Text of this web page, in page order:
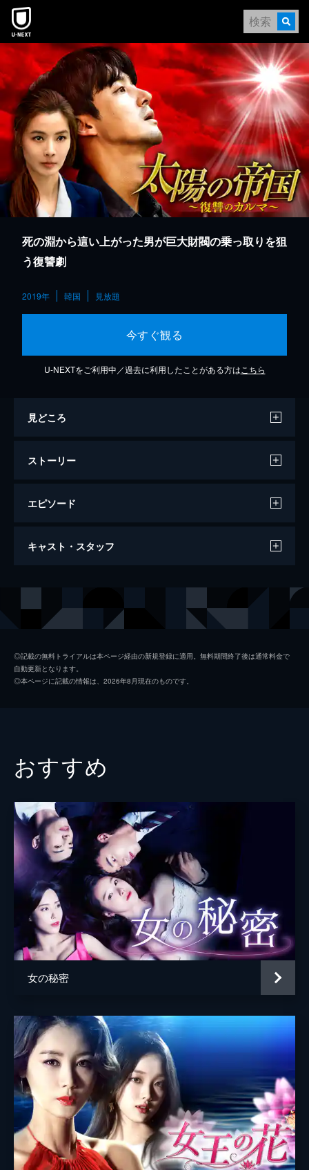
本文へスキップ
死の淵から這い上がった男が巨大財閥の乗っ取りを狙
う復讐劇
2019年 韓国 見放題
今すぐ観る
U-NEXTをご利用中／過去に利用したことがある方は こちら
見どころ
ストーリー
エピソード
第1話
江南の土地買収を指示。未婚で妊娠中の長
に出世を約束した。時は流れ、1997年を迎
第2話
グァンイルは会計の基礎を教わるという口実
34分
第3話
ルは追われる身となり、シウォルはユウォル
をすぐさま会社の外へ逃がす。テジュンはユ
ウォルの身元を調査して彼の生年月日を知
り、ある予感を抱いてミランの店を訪ねる。
第4話
ヤンジグループの追っ手から逃れるため、ユ
ウォルはソウルを離れるが、テジュンが差し
向けたトラックに追突されて崖の下に転落。
シウォルは警察署でユウォルの生存の可能性
34分
ユウォルの死はグァンイルのせいだとシウォ
ルは確信し、グァンイルやテジュンの飲み物
に薬を盛ろうとするも失敗。そんなシウォル
はユウォルの子を妊娠していることに気づ
き、ヤンジグループへの復讐を決意する。
33分
第6話
ウォルチョンは不渡りを回避するために引退
を決意し、娘のジョンヒを新会長に任命。ジ
ョンヒは落胆する夫のテジュンに対し、会長
キャスト・スタッフ
ユン・ソイ
◎記載の無料トライアルは本ページ経由の新規登録に適用。無料期間終了後は通常料金で
自動更新となります。
◎本ページに記載の情報は、2026年8月現在のものです。
おすすめ
女の秘密